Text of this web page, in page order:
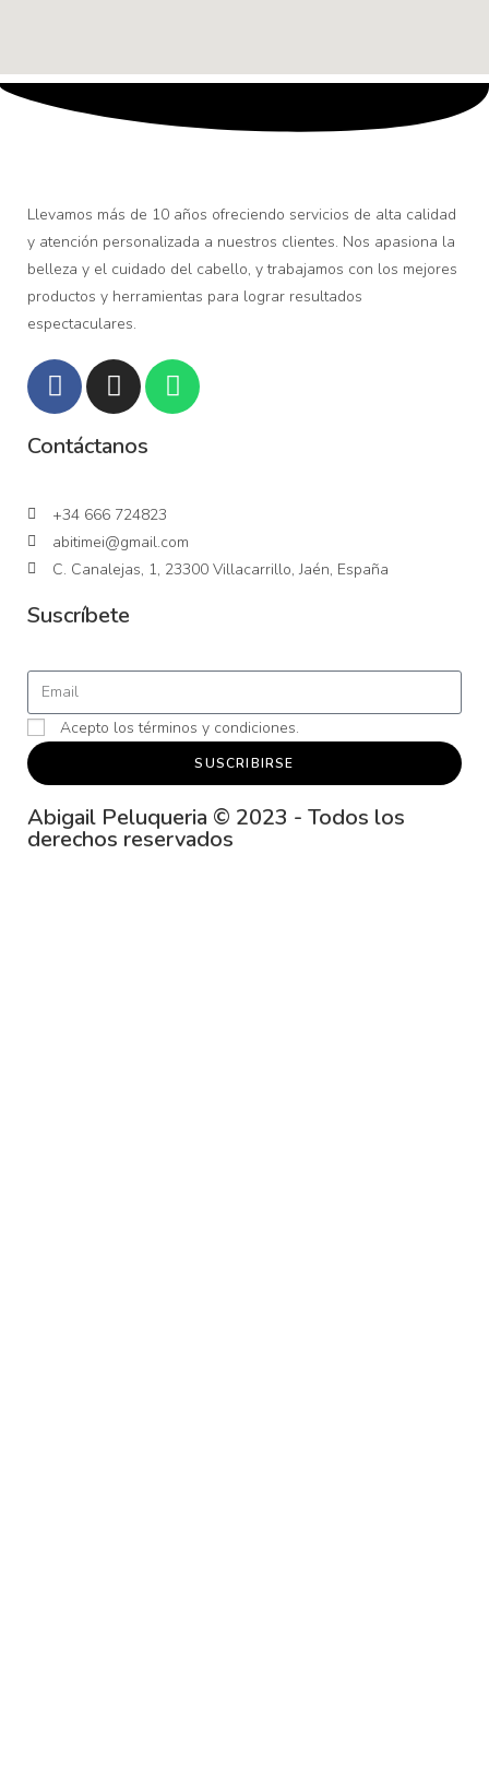
Llevamos más de 10 años ofreciendo servicios de alta calidad
y atención personalizada a nuestros clientes. Nos apasiona la
belleza y el cuidado del cabello, y trabajamos con los mejores
productos y herramientas para lograr resultados
espectaculares.
Contáctanos
+34 666 724823
abitimei@gmail.com
C. Canalejas, 1, 23300 Villacarrillo, Jaén, España
Suscríbete
Acepto los términos y condiciones.
SUSCRIBIRSE
Abigail Peluqueria © 2023 - Todos los
derechos reservados